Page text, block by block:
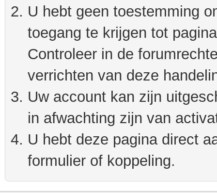
U hebt geen toestemming
toegang te krijgen tot
Controleer in de
verrichten van deze
Uw account kan zijn
in afwachting zijn van
U hebt deze pagina direct
formulier of koppeling.